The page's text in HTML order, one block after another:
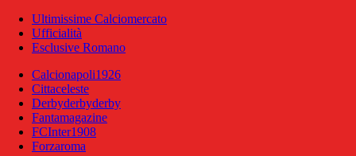
Ultimissime Calciomercato
Ufficialità
Esclusive Romano
Calcionapoli1926
Cittaceleste
Derbyderbyderby
Fantamagazine
FCInter1908
Forzaroma